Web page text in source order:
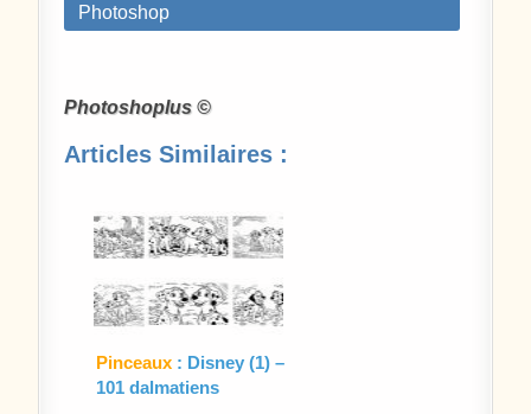
Photoshop
Photoshoplus ©
Articles Similaires :
Pinceaux : Disney (1) –
101 dalmatiens